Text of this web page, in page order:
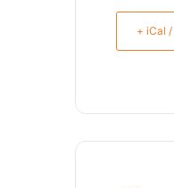
+ iCal